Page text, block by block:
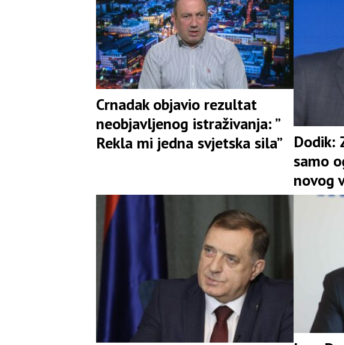
Crnadak objavio rezultat
neobjavljenog istraživanja: ”
Rekla mi jedna svjetska sila”
Dodik:
samo
novog